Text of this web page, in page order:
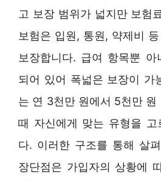
고 보장 범위가 넓지만 보험
보험은 입원, 통원, 약제비
보장합니다. 급여 항목뿐
되어 있어 폭넓은 보장이 가
는 연 3천만 원에서 5천만 원
때 자신에게 맞는 유형을 고
다. 이러한 구조를 통해 살
장단점은 가입자의 상황에